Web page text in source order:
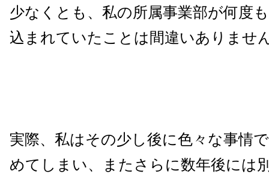
少なくとも、私の所属事業部が何度
込まれていたことは間違いありませ
実際、私はその少し後に色々な事情
めてしまい、またさらに数年後には